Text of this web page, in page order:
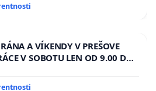
A VÍKENDY V PREŠOVE
V SOBOTU LEN OD 9.00 DO
TÝŽDEŇ CIEĽ 8.00 – 18.00